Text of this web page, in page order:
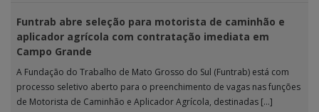
Funtrab abre seleção para motorista de caminhão e
aplicador agrícola com contratação imediata em
Campo Grande
A Fundação do Trabalho de Mato Grosso do Sul (Funtrab) está com
processo seletivo aberto para o preenchimento de vagas nas funções
de Motorista de Caminhão e Aplicador Agrícola, destinadas […]